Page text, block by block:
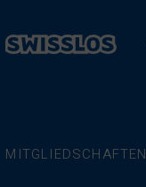
MITGLIEDSCHAFTEN